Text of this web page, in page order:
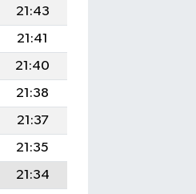
21:43
21:41
21:40
21:38
21:37
21:35
21:34